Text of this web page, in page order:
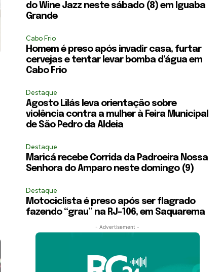
do Wine Jazz neste sábado (8) em Iguaba
Grande
Cabo Frio
Homem é preso após invadir casa, furtar
cervejas e tentar levar bomba d’água em
Cabo Frio
Destaque
Agosto Lilás leva orientação sobre
violência contra a mulher à Feira Municipal
de São Pedro da Aldeia
Destaque
Maricá recebe Corrida da Padroeira Nossa
Senhora do Amparo neste domingo (9)
Destaque
Motociclista é preso após ser flagrado
fazendo “grau” na RJ-106, em Saquarema
- Advertisement -